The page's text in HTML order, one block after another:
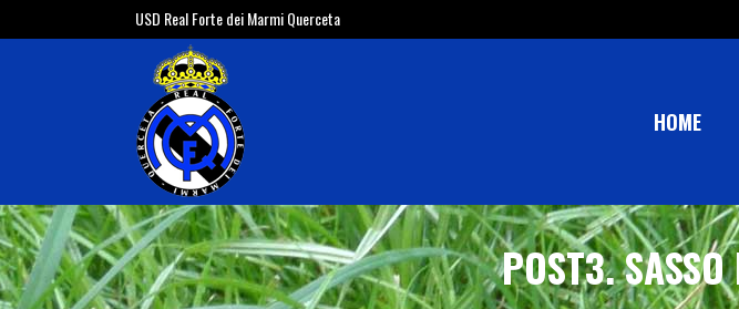
USD Real Forte dei Marmi Querceta
HOME
POST3.